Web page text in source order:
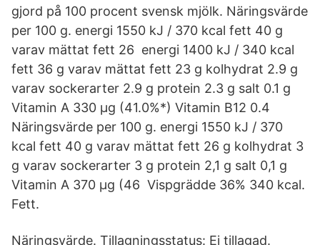
gjord på 100 procent svensk mjölk. Näringsvärde
per 100 g. energi 1550 kJ / 370 kcal fett 40 g
varav mättat fett 26 energi 1400 kJ / 340 kcal
fett 36 g varav mättat fett 23 g kolhydrat 2.9 g
varav sockerarter 2.9 g protein 2.3 g salt 0.1 g
Vitamin A 330 µg (41.0%*) Vitamin B12 0.4
Näringsvärde per 100 g. energi 1550 kJ / 370
kcal fett 40 g varav mättat fett 26 g kolhydrat 3
g varav sockerarter 3 g protein 2,1 g salt 0,1 g
Vitamin A 370 µg (46 Vispgrädde 36% 340 kcal.
Fett.
Näringsvärde. Tillagningsstatus: Ej tillagad.